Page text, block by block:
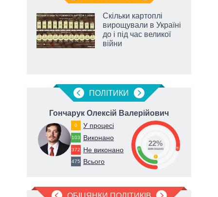
Скільки картоплі
вирощували в Україні
до і під час великої
війни
ПОЛIТИКИ
Гончарук Олексій Валерійович
0 У процесі
103 Виконано
372 Не виконано
475 Всього
78
22
0
22%
виконано